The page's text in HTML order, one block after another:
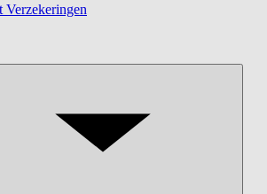
Verzekeringen